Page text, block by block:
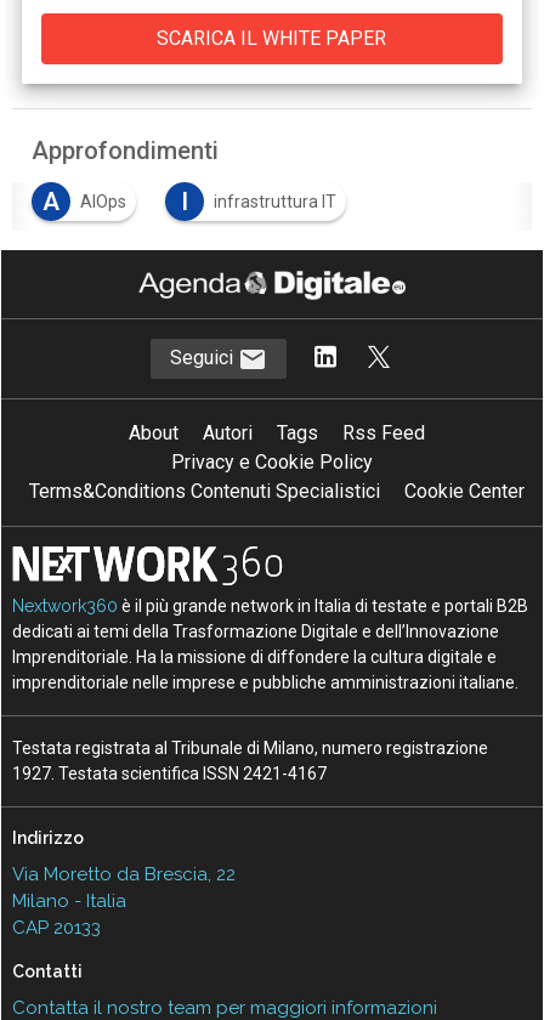
Approfondimenti
A
AIOps I infrastruttura IT
Seguici
About Autori Tags
Rss Feed
Privacy e Cookie Policy
Terms&Conditions Contenuti Specialistici
Cookie Center
Nextwork360 è il più grande network in Italia di testate e portali B2B
dedicati ai temi della Trasformazione Digitale e dell’Innovazione
Imprenditoriale. Ha la missione di diffondere la cultura digitale e
imprenditoriale nelle imprese e pubbliche amministrazioni italiane.
Testata registrata al Tribunale di Milano, numero registrazione
1927. Testata scientifica ISSN 2421-4167
Indirizzo
Via Moretto da Brescia, 22
Milano - Italia
CAP 20133
Contatti
Contatta il nostro team per maggiori informazioni